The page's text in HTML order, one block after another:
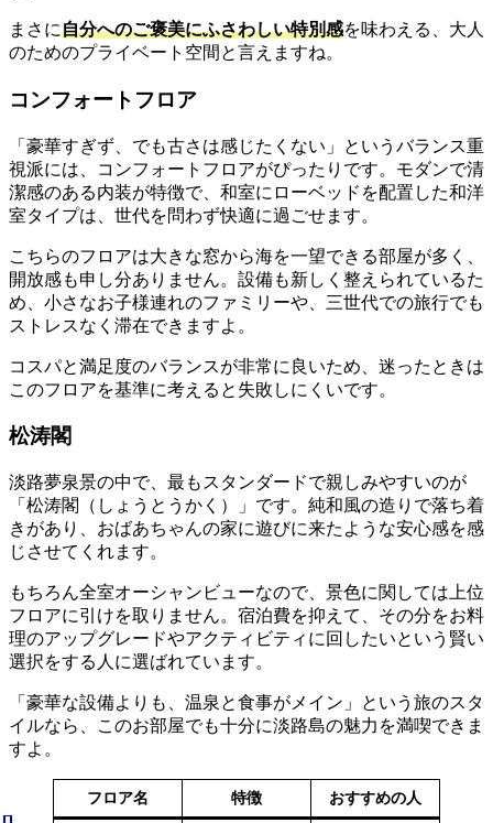
まさに自分へのご褒美にふさわしい特別感を味わえる、大人
のためのプライベート空間と言えますね。
コンフォートフロア
「豪華すぎず、でも古さは感じたくない」というバランス重
視派には、コンフォートフロアがぴったりです。モダンで清
潔感のある内装が特徴で、和室にローベッドを配置した和洋
室タイプは、世代を問わず快適に過ごせます。
こちらのフロアは大きな窓から海を一望できる部屋が多く、
開放感も申し分ありません。設備も新しく整えられているた
め、小さなお子様連れのファミリーや、三世代での旅行でも
ストレスなく滞在できますよ。
コスパと満足度のバランスが非常に良いため、迷ったときは
このフロアを基準に考えると失敗しにくいです。
松涛閣
淡路夢泉景の中で、最もスタンダードで親しみやすいのが
「松涛閣（しょうとうかく）」です。純和風の造りで落ち着
きがあり、おばあちゃんの家に遊びに来たような安心感を感
じさせてくれます。
もちろん全室オーシャンビューなので、景色に関しては上位
フロアに引けを取りません。宿泊費を抑えて、その分をお料
理のアップグレードやアクティビティに回したいという賢い
選択をする人に選ばれています。
「豪華な設備よりも、温泉と食事がメイン」という旅のスタ
イルなら、このお部屋でも十分に淡路島の魅力を満喫できま
すよ。
フロア名 特徴 おすすめの人